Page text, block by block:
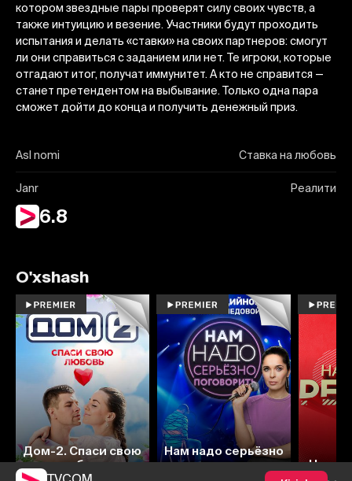
котором звездные пары проверят силу своих чувств, а
также интуицию и везение. Участники будут проходить
испытания и делать «ставки» на своих партнеров: смогут
ли они справиться с заданием или нет. Те игроки, которые
отгадают итог, получат иммунитет. А кто не справится —
станет претендентом на выбывание. Только одна пара
сможет дойти до конца и получить денежный приз.
Asl nomi Ставка на любовь
Janr Реалити
6.8
O'xshash
Дом-2. Спаси свою
любовь
Нам надо серьёзно
поговорить
6.4